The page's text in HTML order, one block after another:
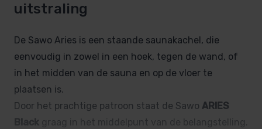
uitstraling
De Sawo Aries is een staande saunakachel, die
eenvoudig in zowel in een hoek, tegen de wand, of
in het midden van de sauna en op de vloer te
plaatsen is.
Door het prachtige patroon staat de Sawo ARIES
Black graag in het middelpunt van de belangstelling.